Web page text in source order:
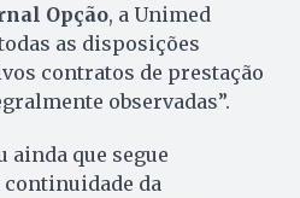
Opção, a Unimed
as disposições
contratos de prestação
observadas”.
ainda que segue
da